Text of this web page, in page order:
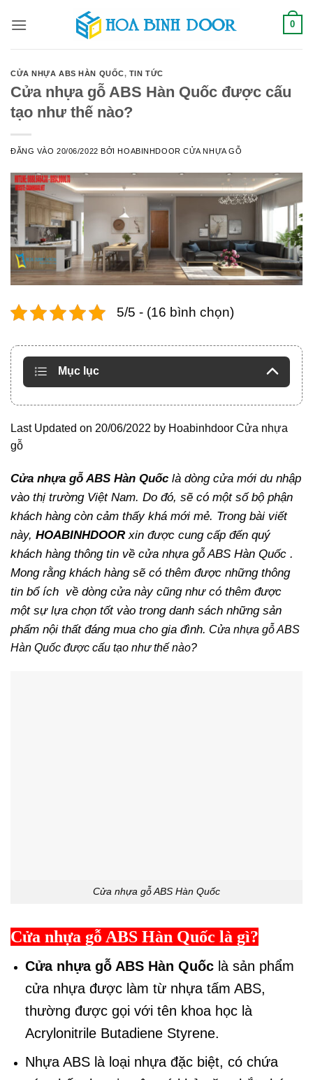
qua
0
CỬA NHỰA ABS HÀN QUỐC, TIN TỨC
Cửa nhựa gỗ ABS Hàn Quốc được cấu
tạo như thế nào?
ĐĂNG VÀO20/06/2022 BỞIHOABINHDOOR CỬA NHỰA GỖ
5/5 - (16 bình chọn)
Mục lục
Last Updated on 20/06/2022 by Hoabinhdoor Cửa nhựa
gỗ
Cửa nhựa gỗ ABS Hàn Quốc là dòng cửa mới du nhập
vào thị trường Việt Nam. Do đó, sẽ có một số bộ phận
khách hàng còn cảm thấy khá mới mẻ. Trong bài viết
này, HOABINHDOOR xin được cung cấp đến quý
khách hàng thông tin về cửa nhựa gỗ ABS Hàn Quốc .
Mong rằng khách hàng sẽ có thêm được những thông
tin bổ ích về dòng cửa này cũng như có thêm được
một sự lựa chọn tốt vào trong danh sách những sản
phẩm nội thất đáng mua cho gia đình. Cửa nhựa gỗ ABS
Hàn Quốc được cấu tạo như thế nào?
Cửa nhựa gỗ ABS Hàn Quốc
Cửa nhựa gỗ ABS Hàn Quốc là gì?
Cửa nhựa gỗ ABS Hàn Quốclà sản phẩm
cửa nhựa được làm từ nhựa tấm ABS,
thường được gọi với tên khoa học là
Acrylonitrile Butadiene Styrene.
Nhựa ABS là loại nhựa đặc biệt, có chứa